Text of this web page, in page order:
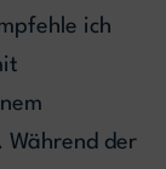
ich
Während der